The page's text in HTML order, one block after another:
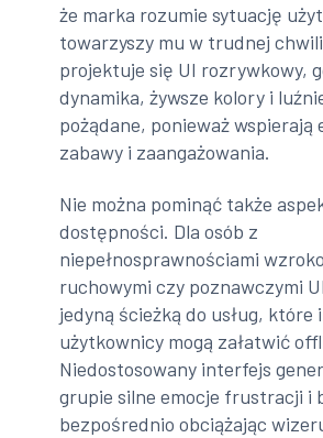
że marka rozumie sytuację
towarzyszy mu w trudnej
projektuje się UI rozrywkowy,
dynamika, żywsze kolory i
pożądane, ponieważ wspierają
zabawy i zaangażowania.
Nie można pominąć także
dostępności. Dla osób z
niepełnosprawnościami
ruchowymi czy poznawczymi
jedyną ścieżką do usług, które
użytkownicy mogą załatwić
Niedostosowany interfejs
grupie silne emocje frustracji i
bezpośrednio obciążając